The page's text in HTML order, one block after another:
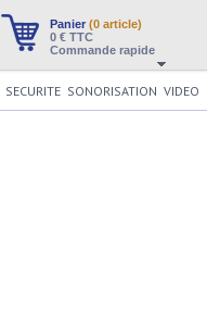
Panier (0 article)
0 € TTC
Commande rapide
SECURITE SONORISATION VIDEO